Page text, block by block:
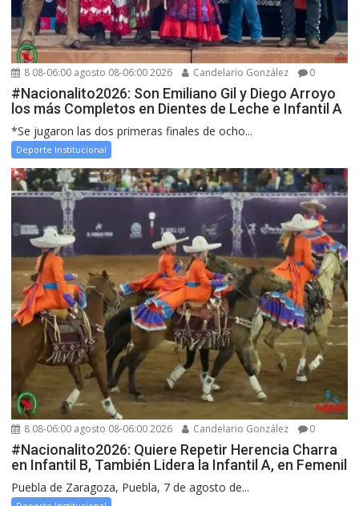
8 08-06:00 agosto 08-06:00 2026 Candelario González 0
#Nacionalito2026: Son Emiliano Gil y Diego Arroyo
los más Completos en Dientes de Leche e Infantil A
*Se jugaron las dos primeras finales de ocho...
Deporte Institucional
8 08-06:00 agosto 08-06:00 2026 Candelario González 0
#Nacionalito2026: Quiere Repetir Herencia Charra
en Infantil B, También Lidera la Infantil A, en Femenil
Puebla de Zaragoza, Puebla, 7 de agosto de...